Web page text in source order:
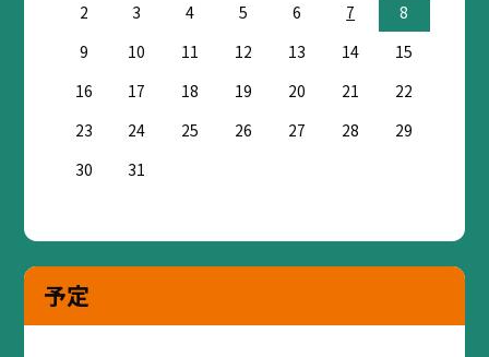
2
3 4 5 6 7
8
9
10 11 12 13 14
15
16
17 18 19 20 21
22
23
24 25 26 27 28
29
30
31
予定